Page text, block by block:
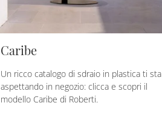
Caribe
Un ricco catalogo di sdraio in plastica ti sta
aspettando in negozio: clicca e scopri il
modello Caribe di Roberti.